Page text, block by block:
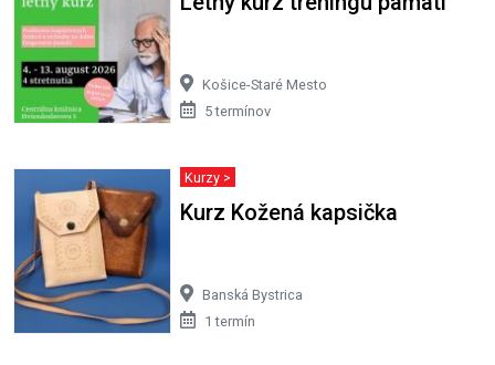
Košice-Staré Mesto
5 termínov
Kurzy >
Kurz Kožená kapsička
Banská Bystrica
1 termín